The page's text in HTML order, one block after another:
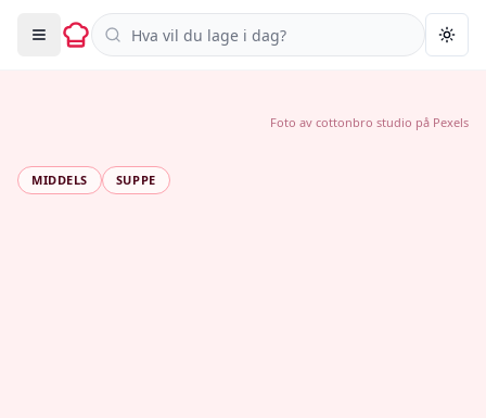
Søk i oppskrifter
MIDDELS SUPPE
Foto av cottonbro studio på Pexels